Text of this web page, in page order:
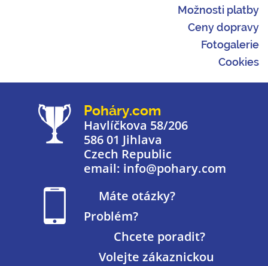
Možnosti platby
Ceny dopravy
Fotogalerie
Cookies
Poháry.com
Havlíčkova 58/206
586 01 Jihlava
Czech Republic
email: info@pohary.com
Máte otázky?
Problém?
Chcete poradit?
Volejte zákaznickou